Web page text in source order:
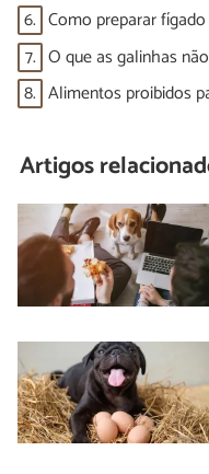
6. Como preparar
7. O que as galinhas
8. Alimentos proibidos
Artigos